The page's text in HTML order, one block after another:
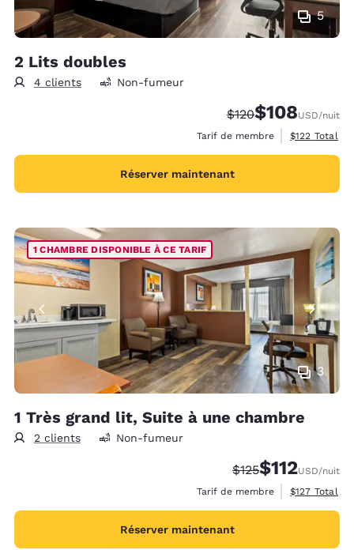
5
2 Lits doubles
4 clients Non-fumeur
Tarif barré :
$120Tarif réduit :
$108USD/nuit
Tarif de membre
Afficher les
$122 Total
Réserver maintenant
3
1 CHAMBRE DISPONIBLE À CE TARIF
1 Très grand lit, Suite à une chambre
2 clients Non-fumeur
Tarif barré :
$125Tarif réduit :
$112USD/nuit
Tarif de membre
Afficher les
$127 Total
Réserver maintenant